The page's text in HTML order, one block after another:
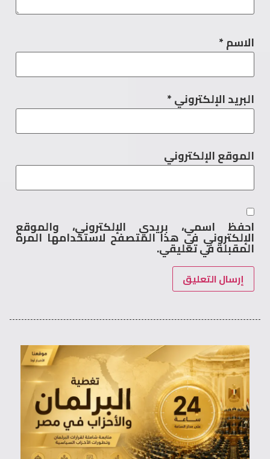
الاسم*
البريد الإلكتروني*
الموقع الإلكتروني
احفظ اسمي، بريدي الإلكتروني، والموقع
الإلكتروني في هذا المتصفح لاستخدامها المرة
المقبلة في تعليقي.